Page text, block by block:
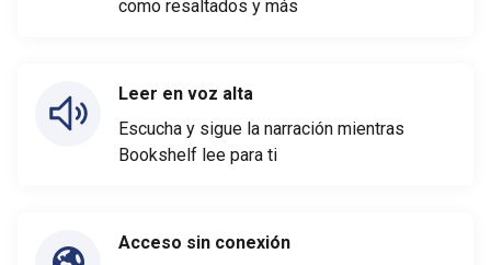
como resaltados y más
Leer en voz alta
Escucha y sigue la narración mientras
Bookshelf lee para ti
Acceso sin conexión